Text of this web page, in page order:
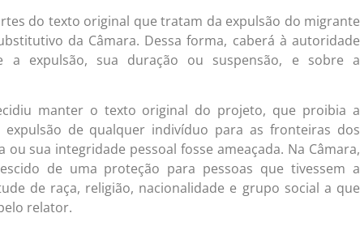
do texto original que tratam da expulsão do migrante
da Câmara. Dessa forma, caberá à autoridade
a expulsão, sua duração ou suspensão, e sobre a
manter o texto original do projeto, que proibia a
de qualquer indivíduo para as fronteiras dos
sua integridade pessoal fosse ameaçada. Na Câmara,
de uma proteção para pessoas que tivessem a
de raça, religião, nacionalidade e grupo social a que
relator.